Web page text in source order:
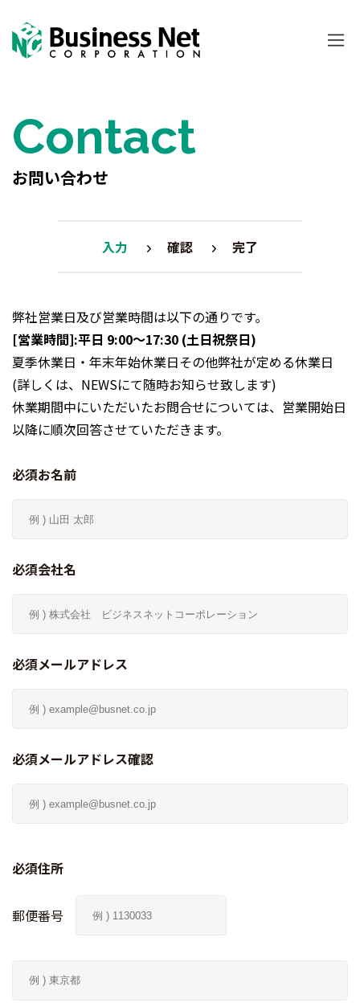
Contact
お問い合わせ
入力 確認 完了
弊社営業日及び営業時間は以下の通りです。
[営業時間]:平日 9:00〜17:30 (土日祝祭日)
夏季休業日・年末年始休業日その他弊社が定める休業日
(詳しくは、NEWSにて随時お知らせ致します)
休業期間中にいただいたお問合せについては、営業開始日
以降に順次回答させていただきます。
必須お名前
必須会社名
必須メールアドレス
必須メールアドレス確認
必須住所
郵便番号